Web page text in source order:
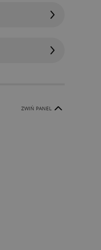
ZWIŃ PANEL